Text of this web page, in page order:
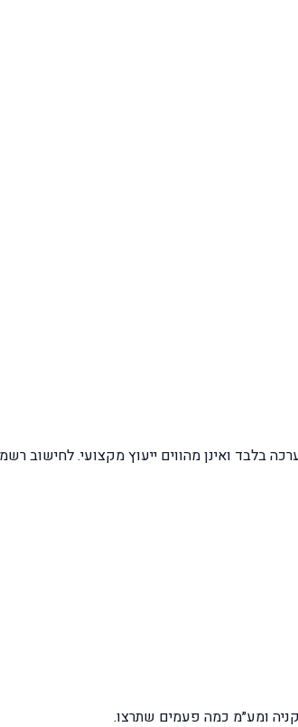
בלבד ואינן מהווים ייעוץ מקצועי. לחישוב
ומע״מ כמה פעמים שתרצו.